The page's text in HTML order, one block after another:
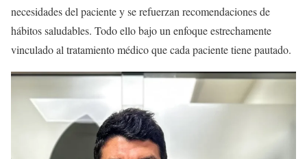
necesidades del paciente y se refuerzan recomendaciones de
hábitos saludables. Todo ello bajo un enfoque estrechamente
vinculado al tratamiento médico que cada paciente tiene pautado.